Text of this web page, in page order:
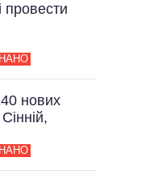
нових